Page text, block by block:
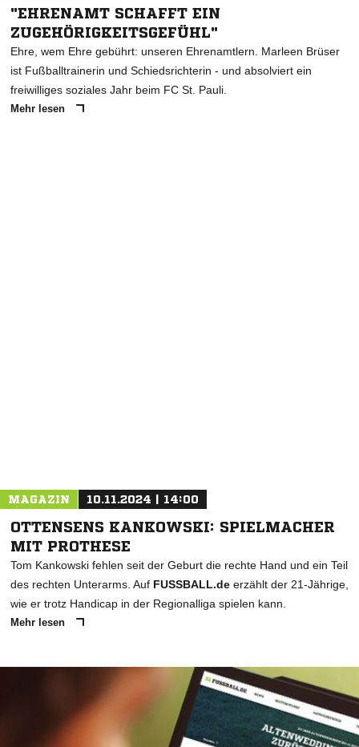
"EHRENAMT SCHAFFT EIN
ZUGEHÖRIGKEITSGEFÜHL"
Ehre, wem Ehre gebührt: unseren Ehrenamtlern. Marleen Brüser
ist Fußballtrainerin und Schiedsrichterin - und absolviert ein
freiwilliges soziales Jahr beim FC St. Pauli.
Mehr lesen
MAGAZIN 10.11.2024 | 14:00
OTTENSENS KANKOWSKI: SPIELMACHER
MIT PROTHESE
Tom Kankowski fehlen seit der Geburt die rechte Hand und ein Teil
des rechten Unterarms. Auf FUSSBALL.de erzählt der 21-Jährige,
wie er trotz Handicap in der Regionalliga spielen kann.
Mehr lesen